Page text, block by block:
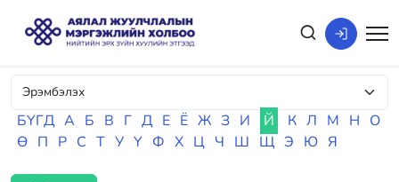
БҮГД А Б В Г Д Е Ё Ж З И Й К Л М Н О
Ө П Р С Т У Ү Ф Х Ц Ч Ш Щ Э Ю Я